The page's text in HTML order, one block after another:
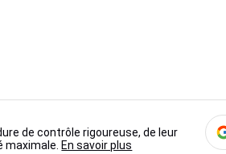
de contrôle rigoureuse, de leur
maximale. En savoir plus